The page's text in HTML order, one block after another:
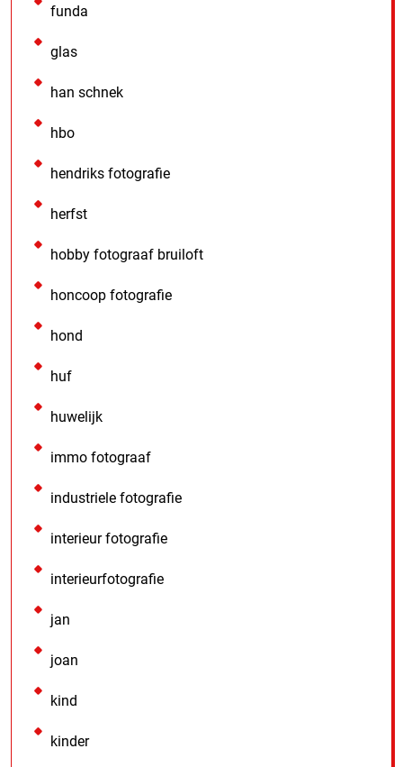
funda
glas
han schnek
hbo
hendriks fotografie
herfst
hobby fotograaf bruiloft
honcoop fotografie
hond
huf
huwelijk
immo fotograaf
industriele fotografie
interieur fotografie
interieurfotografie
jan
joan
kind
kinder